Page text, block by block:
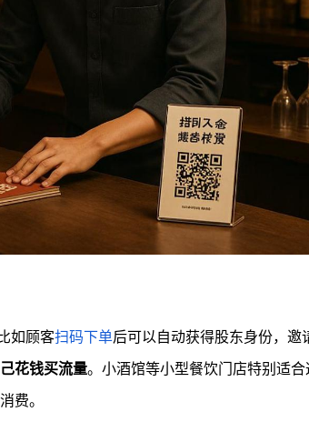
如顾客扫码下单后可以自动获得股东身份，邀
花钱买流量。小酒馆等小型餐饮门店特别适
费。